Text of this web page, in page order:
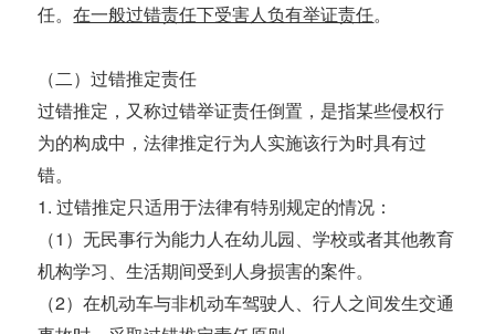
任。在一般过错责任下受害人负有举证责任。
（二）过错推定责任
过错推定，又称过错举证责任倒置，是指某些侵权行
为的构成中，法律推定行为人实施该行为时具有过
错。
1. 过错推定只适用于法律有特别规定的情况：
（1）无民事行为能力人在幼儿园、学校或者其他教育
机构学习、生活期间受到人身损害的案件。
（2）在机动车与非机动车驾驶人、行人之间发生交通